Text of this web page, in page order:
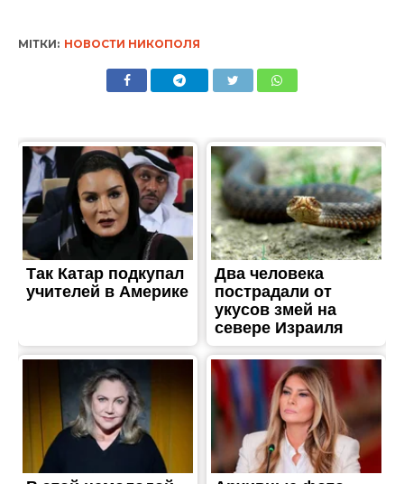
ЖИТТЯ
В центре Никополя
установили вазоны для
цветов
Опубліковано21.11.2017